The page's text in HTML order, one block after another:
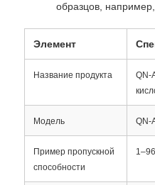
образцов,
Элемент
Название продукта
QN-
Модель QN-
Пример пропускной
способности